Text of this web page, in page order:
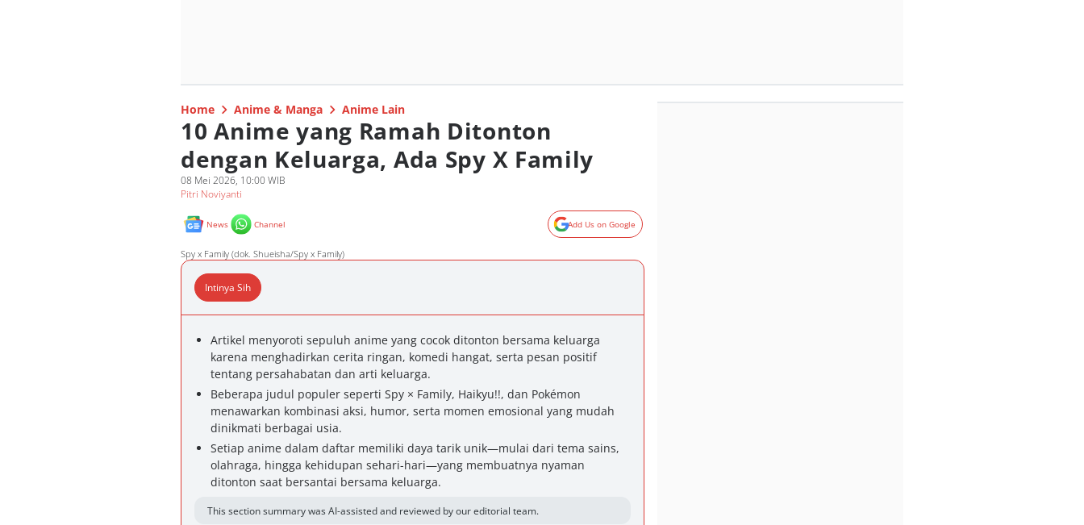
Home Anime & Manga Anime Lain
10 Anime yang Ramah Ditonton
dengan Keluarga, Ada Spy X Family
08 Mei 2026, 10:00 WIB
Pitri Noviyanti
News Channel Add Us on Google
Spy x Family (dok. Shueisha/Spy x Family)
Intinya Sih
Artikel menyoroti sepuluh anime yang cocok ditonton bersama keluarga
karena menghadirkan cerita ringan, komedi hangat, serta pesan positif
tentang persahabatan dan arti keluarga.
Beberapa judul populer seperti Spy × Family, Haikyu!!, dan Pokémon
menawarkan kombinasi aksi, humor, serta momen emosional yang mudah
dinikmati berbagai usia.
Setiap anime dalam daftar memiliki daya tarik unik—mulai dari tema sains,
olahraga, hingga kehidupan sehari-hari—yang membuatnya nyaman
ditonton saat bersantai bersama keluarga.
This section summary was AI-assisted and reviewed by our editorial team.